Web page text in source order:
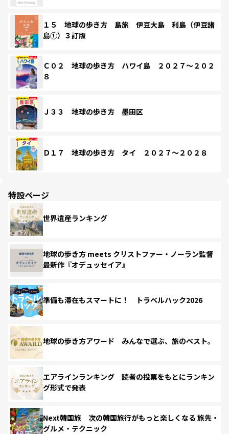
１５ 地球の歩き方 島旅 伊豆大島 利島（伊豆諸
島①）３訂版
Ｃ０２ 地球の歩き方 ハワイ島 ２０２７～２０２
８
Ｊ３３ 地球の歩き方 墨田区
Ｄ１７ 地球の歩き方 タイ ２０２７～２０２８
特設ページ
世界遺産ランキング
地球の歩き方 meets クリストファー・ノーラン監督
最新作『オデュッセイア』
準備も滞在もスマートに！ トラベルハック2026
地球の歩き方アワード みんなで選ぶ、旅のベスト。
エアラインランキング 読者の投票をもとにランキン
グ形式で発表
Next韓国旅 次の韓国旅行がもっと楽しくなる 旅先・
グルメ・テクニック